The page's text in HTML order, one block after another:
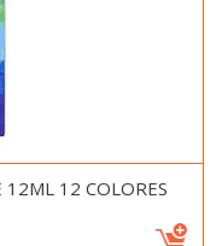
12ML 12 COLORES